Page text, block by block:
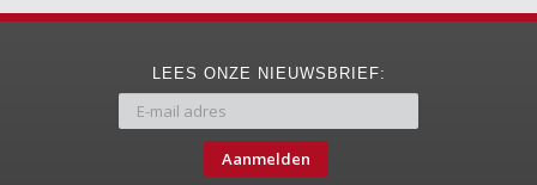
LEES ONZE NIEUWSBRIEF:
Aanmelden